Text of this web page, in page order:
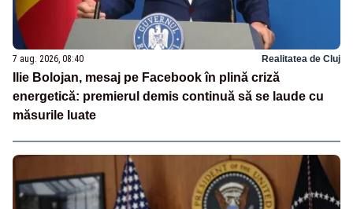
7 aug. 2026, 08:40 Realitatea de Cluj
Ilie Bolojan, mesaj pe Facebook în plină criză
energetică: premierul demis continuă să se laude cu
măsurile luate